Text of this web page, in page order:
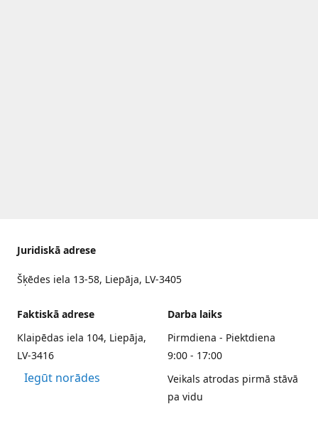
Juridiskā adrese
Šķēdes iela 13-58, Liepāja, LV-3405
Faktiskā adrese
Klaipēdas iela 104, Liepāja,
LV-3416
Iegūt norādes
Darba laiks
Pirmdiena - Piektdiena
9:00 - 17:00
Veikals atrodas pirmā stāvā
pa vidu